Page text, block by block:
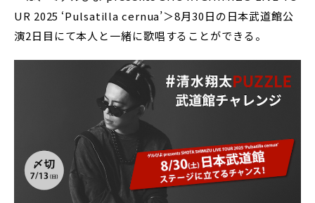
UR 2025 ‘Pulsatilla cernua’＞8月30日の日本武道館公
演2日目にて本人と一緒に歌唱することができる。